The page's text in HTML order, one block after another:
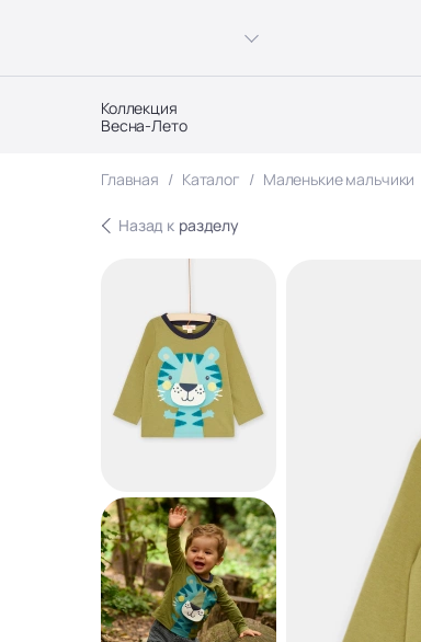
Коллекция
Весна-Лето
Главная Каталог Маленькие мальчики
Назад к разделу